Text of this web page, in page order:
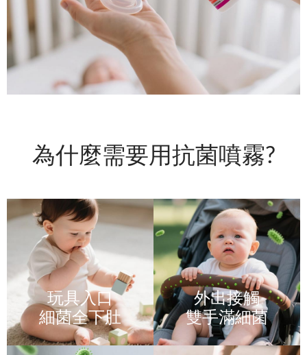
為什麼需要用抗菌噴霧?
玩具入口
細菌全下肚
外出接觸
雙手滿細菌